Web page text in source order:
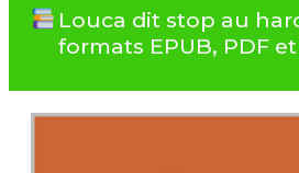
Louca dit stop au
formats EPUB, PDF